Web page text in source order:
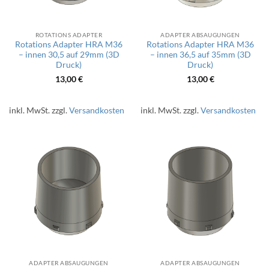
ROTATIONS ADAPTER
Rotations Adapter HRA M36
– innen 30,5 auf 29mm (3D
Druck)
13,00€
inkl. MwSt.zzgl.Versandkosten
ADAPTER ABSAUGUNGEN
Rotations Adapter HRA M36
– innen 36,5 auf 35mm (3D
Druck)
13,00€
inkl. MwSt.zzgl.Versandkosten
ADAPTER ABSAUGUNGEN ADAPTER ABSAUGUNGEN